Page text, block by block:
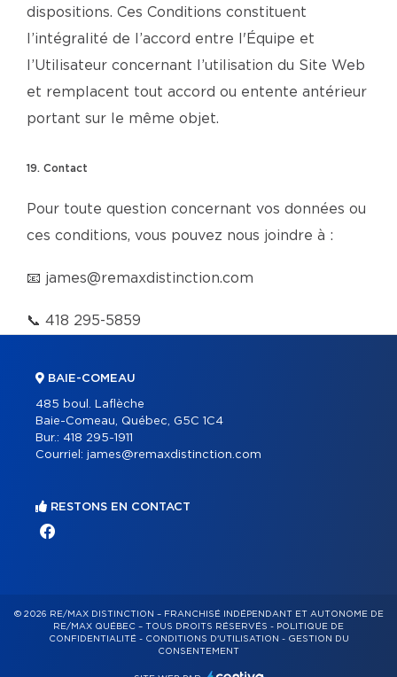
dispositions. Ces Conditions constituent
l’intégralité de l’accord entre l'Équipe et
l’Utilisateur concernant l’utilisation du Site Web
et remplacent tout accord ou entente antérieur
portant sur le même objet.
19. Contact
Pour toute question concernant vos données ou
ces conditions, vous pouvez nous joindre à :
📧 james@remaxdistinction.com
📞 418 295-5859
BAIE-COMEAU
485 boul. Laflèche
Baie-Comeau, Québec, G5C 1C4
Bur.: 418 295-1911
Courriel: james@remaxdistinction.com
RESTONS EN CONTACT
© 2026 RE/MAX DISTINCTION – FRANCHISÉ INDÉPENDANT ET AUTONOME DE
RE/MAX QUÉBEC – TOUS DROITS RÉSERVÉS - POLITIQUE DE
CONFIDENTIALITÉ- CONDITIONS D'UTILISATION - GESTION DU
CONSENTEMENT